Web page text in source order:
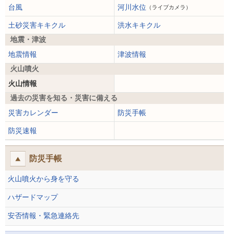
台風
河川水位 （ライブカメラ）
土砂災害キキクル
洪水キキクル
地震・津波
地震情報
津波情報
火山噴火
火山情報
過去の災害を知る・災害に備える
災害カレンダー
防災手帳
防災速報
防災手帳
火山噴火から身を守る
ハザードマップ
安否情報・緊急連絡先